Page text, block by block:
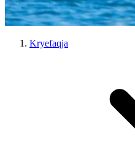
Kryefaqja